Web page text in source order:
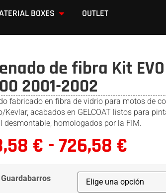
BOXES OUTLET
de fibra Kit
2001-2002
fabricado en fibra de vidrio para motos de
Kevlar, acabados en GELCOAT listos para
desmontable, homologados por la FIM.
€ -726,58 €
Guardabarros